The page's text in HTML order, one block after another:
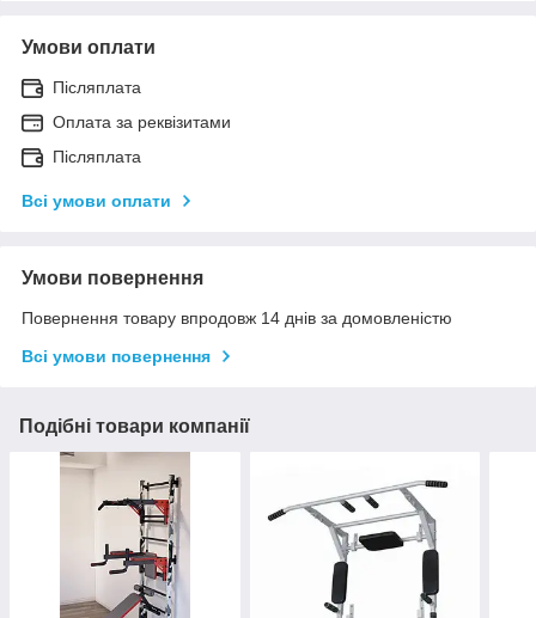
Умови оплати
Післяплата
Оплата за реквізитами
Післяплата
Всі умови оплати
Умови повернення
Повернення товару впродовж 14 днів за домовленістю
Всі умови повернення
Подібні товари компанії